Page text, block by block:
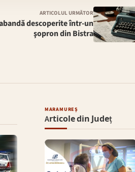
ARTICOLUL URMĂTOR
descoperite într-un
şopron din Bistra
MARAMUREȘ
Articole din Județ